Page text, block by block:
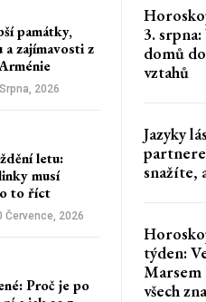
památky,
a zajímavosti z
2026
letu:
musí
to říct
Července, 2026
Proč je po
3.
domů
vztahů
Jazyky
snažíte,
týden:
všech